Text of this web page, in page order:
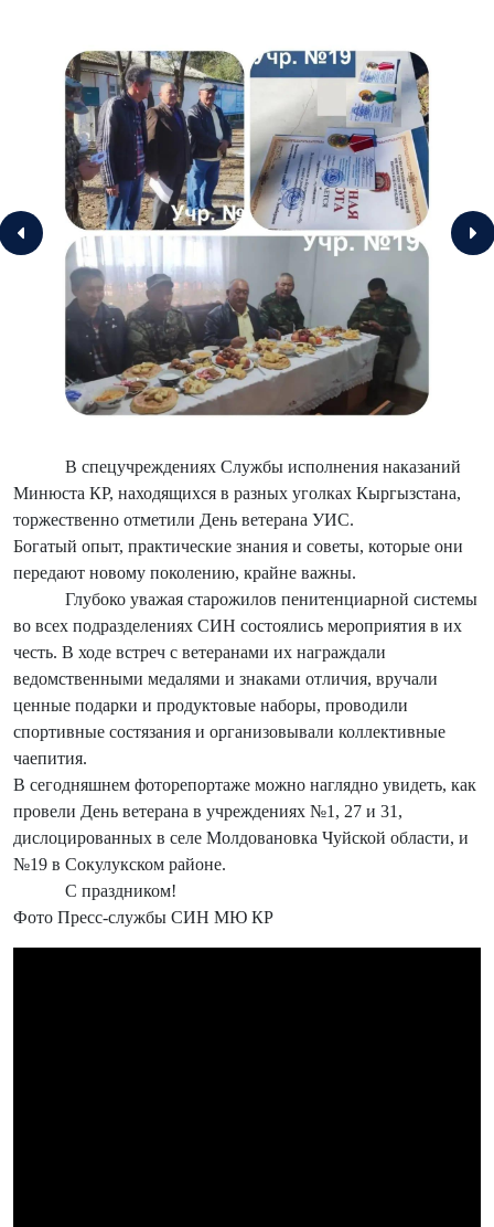
В спецучреждениях Службы исполнения наказаний
Минюста КР, находящихся в разных уголках Кыргызстана,
торжественно отметили День ветерана УИС.
Богатый опыт, практические знания и советы, которые они
передают новому поколению, крайне важны.
Глубоко уважая старожилов пенитенциарной системы
во всех подразделениях СИН состоялись мероприятия в их
честь. В ходе встреч с ветеранами их награждали
ведомственными медалями и знаками отличия, вручали
ценные подарки и продуктовые наборы, проводили
спортивные состязания и организовывали коллективные
чаепития.
В сегодняшнем фоторепортаже можно наглядно увидеть, как
провели День ветерана в учреждениях №1, 27 и 31,
дислоцированных в селе Молдовановка Чуйской области, и
№19 в Сокулукском районе.
С праздником!
Фото Пресс-службы СИН МЮ КР